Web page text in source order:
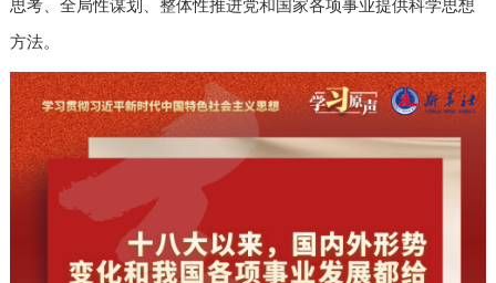
思考、全局性谋划、整体性推进党和国家各项事业提供科学思想
方法。